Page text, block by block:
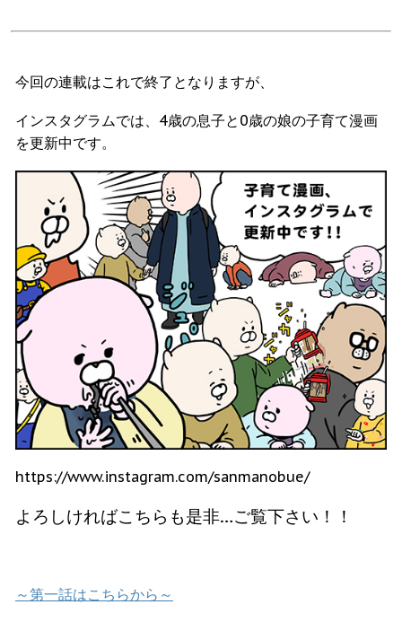
今回の連載はこれで終了となりますが、
インスタグラムでは、4歳の息子と0歳の娘の子育て漫画
を更新中です。
https://www.instagram.com/sanmanobue/
よろしければこちらも是非…ご覧下さい！！
～第一話はこちらから～